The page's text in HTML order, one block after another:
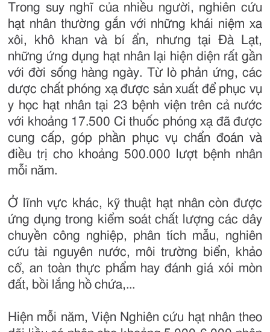
Trong suy nghĩ của nhiều người, nghiên cứu
hạt nhân thường gắn với những khái niệm xa
xôi, khô khan và bí ẩn, nhưng tại Đà Lạt,
những ứng dụng hạt nhân lại hiện diện rất gần
với đời sống hàng ngày. Từ lò phản ứng, các
dược chất phóng xạ được sản xuất để phục vụ
y học hạt nhân tại 23 bệnh viện trên cả nước
với khoảng 17.500 Ci thuốc phóng xạ đã được
cung cấp, góp phần phục vụ chẩn đoán và
điều trị cho khoảng 500.000 lượt bệnh nhân
mỗi năm.
Ở lĩnh vực khác, kỹ thuật hạt nhân còn được
ứng dụng trong kiểm soát chất lượng các dây
chuyền công nghiệp, phân tích mẫu, nghiên
cứu tài nguyên nước, môi trường biển, khảo
cổ, an toàn thực phẩm hay đánh giá xói mòn
đất, bồi lắng hồ chứa,...
Hiện mỗi năm, Viện Nghiên cứu hạt nhân theo